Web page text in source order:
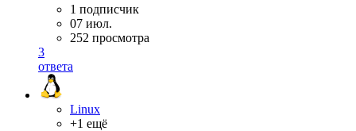
1 подписчик
07 июл.
252 просмотра
3
ответа
Linux
+1 ещё